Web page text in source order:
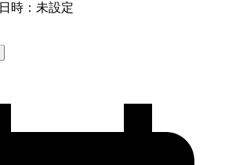
日時：未設定